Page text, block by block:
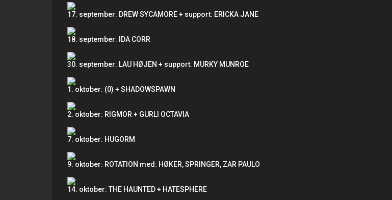
17. september: DREW SYCAMORE + support: ERICKA JANE
18. september: IDA CORR
30. september: LAU HØJEN + support: MURKY MUNROE
1. oktober: (0) + SHADOWSPAWN
2. oktober: RIGMOR + GURLI OCTAVIA
7. oktober: HUGORM
9. oktober: ROTATION med: HØKER, SPRINGER, ZAR PAULO
14. oktober: THE HAUNTED + HATESPHERE